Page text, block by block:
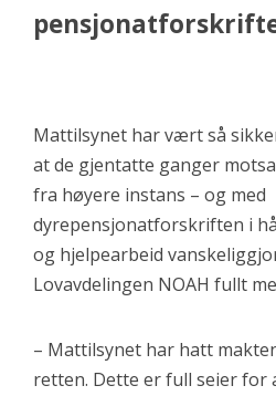
Mattilsynet har vært så
at de gjentatte ganger
fra høyere instans – og med
dyrepensjonatforskriften i
og hjelpearbeid
Lovavdelingen NOAH fullt
– Mattilsynet har hatt
retten. Dette er full seier for